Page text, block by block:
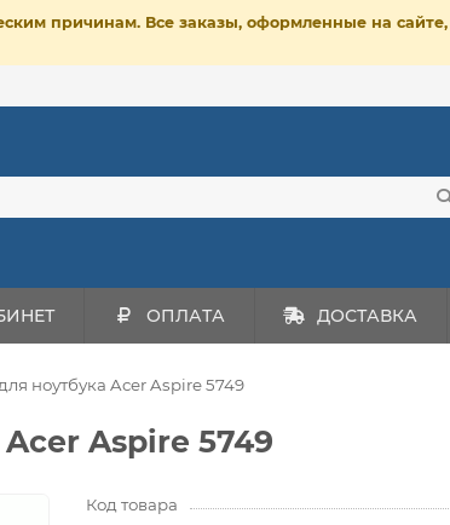
причинам. Все заказы, оформленные на
ОПЛАТА ДОСТАВКА
ноутбука Acer Aspire 5749
Aspire 5749
Код товара